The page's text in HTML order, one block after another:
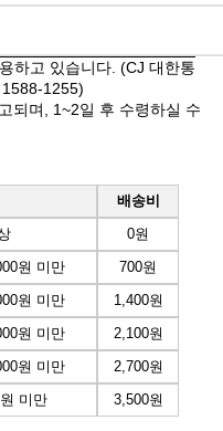
하고 있습니다. (CJ 대한통
, 1588-1255)
되며, 1~2일 후 수령하실 수
배송비
0원
원 미만
700원
원 미만
1,400원
원 미만
2,100원
원 미만
2,700원
미만 3,500원